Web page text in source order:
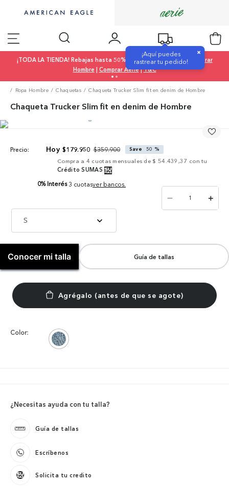
¡Aquí puedes
rastrear tu pedido!
×
¡TODA LA TIENDA! Rebajas hasta 50% OFF |Comprar Mujer|
Comprar
Hombre | Comprar Aerie|T&C
Ropa Hombre Chaquetas Chaqueta Trucker Slim fit en denim de Hombre
Chaqueta Trucker Slim fit en denim de Hombre
Precio: $179. 950 $359.900 Save 50 %
Compra a 4 cuotas mensuales de $ 54.439,37 con tu
Crédito SUMAS
0% Interés 3 cuotasver bancos.
S
＋
－
Conocer mi talla Guía de tallas
Color:
¿Necesitas ayuda con tu talla?
Guía de tallas
Escríbenos
Solicita tu credito